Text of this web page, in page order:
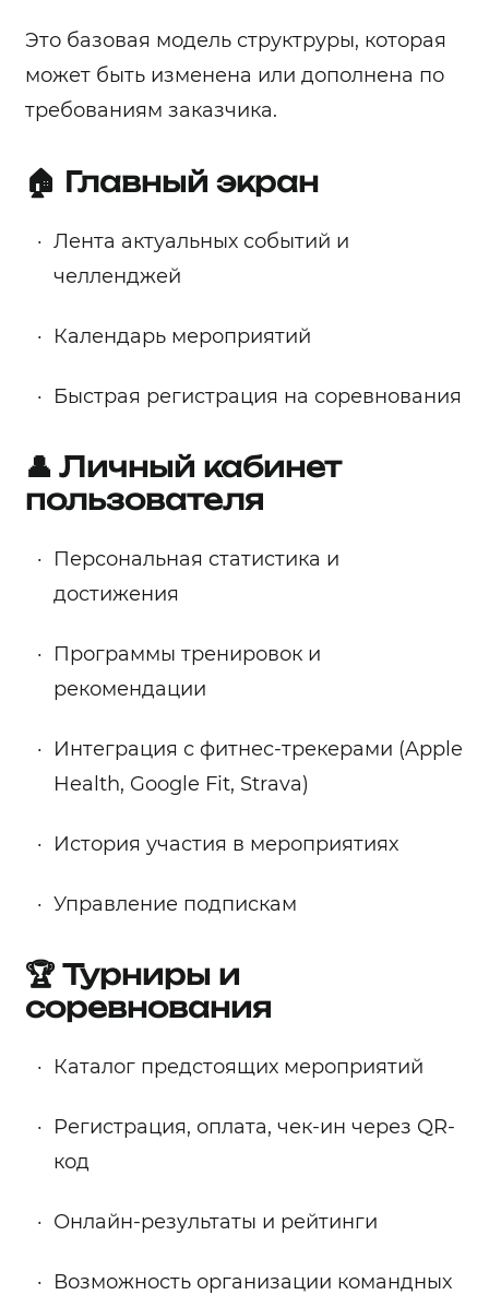
Это базовая модель структруры, которая
может быть изменена или дополнена по
требованиям заказчика.
🏠 Главный экран
Лента актуальных событий и
челленджей
Календарь мероприятий
Быстрая регистрация на соревнования
👤 Личный кабинет
пользователя
Персональная статистика и
достижения
Программы тренировок и
рекомендации
Интеграция с фитнес-трекерами (Apple
Health, Google Fit, Strava)
История участия в мероприятиях
Управление подпискам
🏆 Турниры и
соревнования
Каталог предстоящих мероприятий
Регистрация, оплата, чек-ин через QR-
код
Онлайн-результаты и рейтинги
Возможность организации командных